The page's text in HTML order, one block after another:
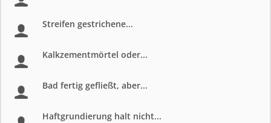
Streifen gestrichene...
Kalkzementmörtel oder...
Bad fertig gefließt, aber...
Haftgrundierung halt nicht...